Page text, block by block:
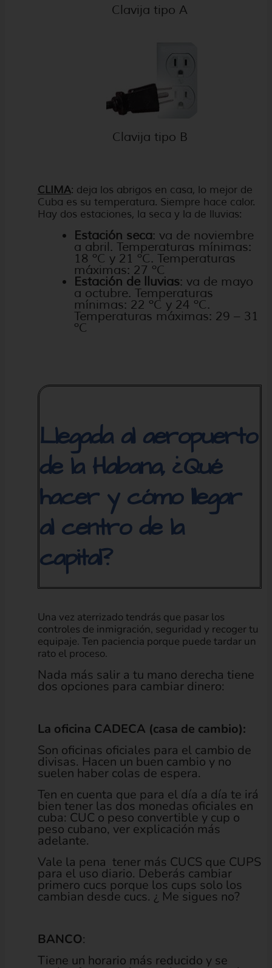
Clavija tipo A
Clavija tipo B
CLIMA: deja los abrigos en casa, lo mejor de
Cuba es su temperatura. Siempre hace calor.
Hay dos estaciones, la seca y la de lluvias:
Estación seca: va de noviembre
a abril. Temperaturas mínimas:
18 ºC y 21 ºC. Temperaturas
máximas: 27 ºC
Estación de lluvias: va de mayo
a octubre. Temperaturas
mínimas: 22 ºC y 24 ºC.
Temperaturas máximas: 29 – 31
ºC
Llegada al aeropuerto
de la Habana, ¿Qué
hacer y cómo llegar
al centro de la
capital?
Una vez aterrizado tendrás que pasar los
controles de inmigración, seguridad y recoger tu
equipaje. Ten paciencia porque puede tardar un
rato el proceso.
Nada más salir a tu mano derecha tiene
dos opciones para cambiar dinero:
La oficina CADECA (casa de cambio):
Son oficinas oficiales para el cambio de
divisas. Hacen un buen cambio y no
suelen haber colas de espera.
Ten en cuenta que para el día a día te irá
bien tener las dos monedas oficiales en
cuba: CUC o peso convertible y cup o
peso cubano, ver explicación más
adelante.
Vale la pena tener más CUCS que CUPS
para el uso diario. Deberás cambiar
primero cucs porque los cups solo los
cambian desde cucs. ¿ Me sigues no?
BANCO:
Tiene un horario más reducido y se